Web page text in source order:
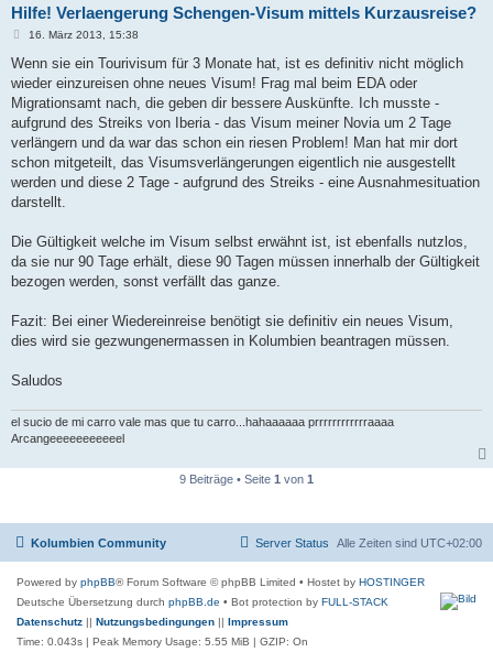
Hilfe! Verlaengerung Schengen-Visum mittels Kurzausreise?
B
i
r
a
g
16. März 2013, 15:38
Wenn sie ein Tourivisum für 3 Monate hat, ist es definitiv nicht möglich
wieder einzureisen ohne neues Visum! Frag mal beim EDA oder
Migrationsamt nach, die geben dir bessere Auskünfte. Ich musste -
aufgrund des Streiks von Iberia - das Visum meiner Novia um 2 Tage
verlängern und da war das schon ein riesen Problem! Man hat mir dort
schon mitgeteilt, das Visumsverlängerungen eigentlich nie ausgestellt
werden und diese 2 Tage - aufgrund des Streiks - eine Ausnahmesituation
darstellt.
Die Gültigkeit welche im Visum selbst erwähnt ist, ist ebenfalls nutzlos,
da sie nur 90 Tage erhält, diese 90 Tagen müssen innerhalb der Gültigkeit
bezogen werden, sonst verfällt das ganze.
Fazit: Bei einer Wiedereinreise benötigt sie definitiv ein neues Visum,
dies wird sie gezwungenermassen in Kolumbien beantragen müssen.
Saludos
el sucio de mi carro vale mas que tu carro...hahaaaaaa prrrrrrrrrrrraaaa
Arcangeeeeeeeeeeel
9 Beiträge • Seite 1 von 1
Kolumbien Community Alle Zeiten sind UTC+02:00
Server Status
Powered by phpBB® Forum Software © phpBB Limited • Hostet by HOSTINGER
Deutsche Übersetzung durch phpBB.de • Bot protection by FULL-STACK
Datenschutz || Nutzungsbedingungen || Impressum
Time: 0.043s | Peak Memory Usage: 5.55 MiB | GZIP: On